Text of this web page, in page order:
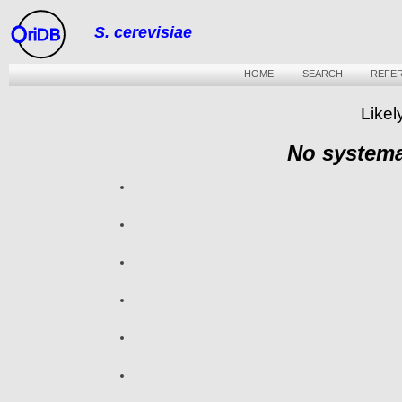
riDB S. cerevisiae
HOME- SEARCH -
No